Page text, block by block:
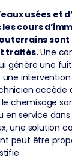
usées et
cours
sont
traités.Une
génère une
une
accède
chemisage
en service dans
une solution
peut être